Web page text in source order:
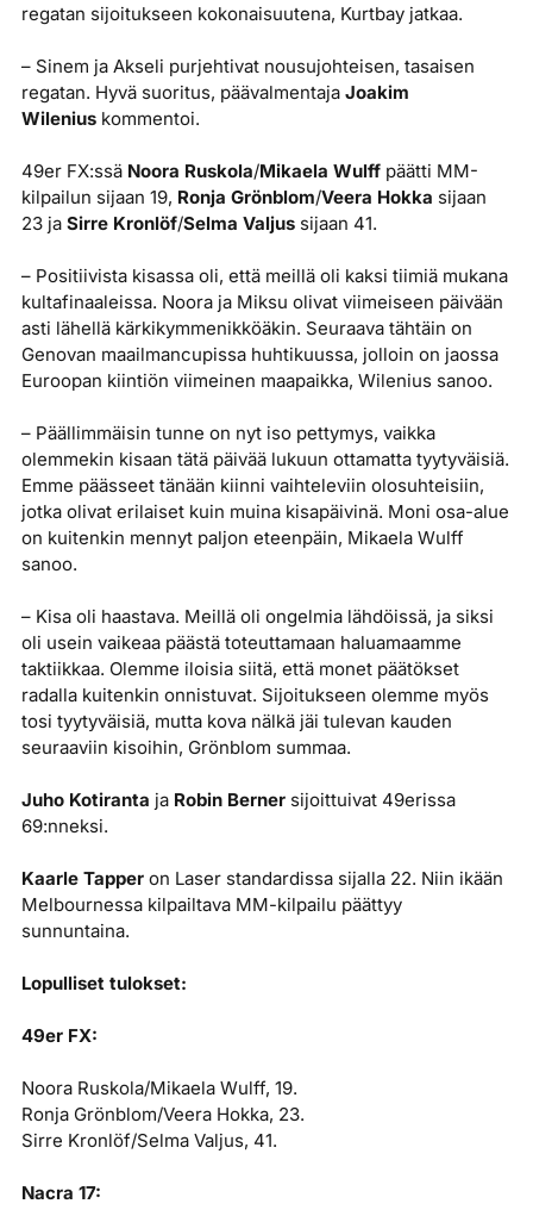
regatan sijoitukseen kokonaisuutena, Kurtbay jatkaa.
– Sinem ja Akseli purjehtivat nousujohteisen, tasaisen
regatan. Hyvä suoritus, päävalmentaja Joakim
Wilenius kommentoi.
49er FX:ssä Noora Ruskola/Mikaela Wulff päätti MM-
kilpailun sijaan 19, Ronja Grönblom/Veera Hokka sijaan
23 ja Sirre Kronlöf/Selma Valjus sijaan 41.
– Positiivista kisassa oli, että meillä oli kaksi tiimiä mukana
kultafinaaleissa. Noora ja Miksu olivat viimeiseen päivään
asti lähellä kärkikymmenikköäkin. Seuraava tähtäin on
Genovan maailmancupissa huhtikuussa, jolloin on jaossa
Euroopan kiintiön viimeinen maapaikka, Wilenius sanoo.
– Päällimmäisin tunne on nyt iso pettymys, vaikka
olemmekin kisaan tätä päivää lukuun ottamatta tyytyväisiä.
Emme päässeet tänään kiinni vaihteleviin olosuhteisiin,
jotka olivat erilaiset kuin muina kisapäivinä. Moni osa-alue
on kuitenkin mennyt paljon eteenpäin, Mikaela Wulff
sanoo.
– Kisa oli haastava. Meillä oli ongelmia lähdöissä, ja siksi
oli usein vaikeaa päästä toteuttamaan haluamaamme
taktiikkaa. Olemme iloisia siitä, että monet päätökset
radalla kuitenkin onnistuvat. Sijoitukseen olemme myös
tosi tyytyväisiä, mutta kova nälkä jäi tulevan kauden
seuraaviin kisoihin, Grönblom summaa.
Juho Kotiranta ja Robin Berner sijoittuivat 49erissa
69:nneksi.
Kaarle Tapper on Laser standardissa sijalla 22. Niin ikään
Melbournessa kilpailtava MM-kilpailu päättyy
sunnuntaina.
Lopulliset tulokset:
49er FX:
Noora Ruskola/Mikaela Wulff, 19.
Ronja Grönblom/Veera Hokka, 23.
Sirre Kronlöf/Selma Valjus, 41.
Nacra 17: